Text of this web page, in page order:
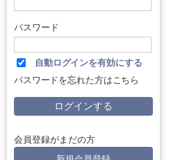
パスワード
自動ログインを有効にする
パスワードを忘れた方はこちら
会員登録がまだの方